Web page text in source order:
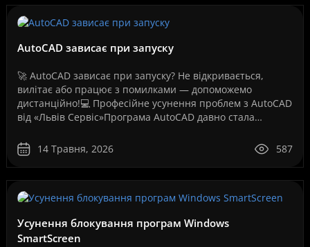
AutoCAD зависає при запуску
🚀 AutoCAD зависає при запуску? Не відкривається,
вилітає або працює з помилками — допоможемо
дистанційно!💻 Професійне усунення проблем з AutoCAD
від «Львів Сервіс»Програма AutoCAD давно стала
проект..14 Травня, 2026 587
Усунення блокування програм Windows
SmartScreen